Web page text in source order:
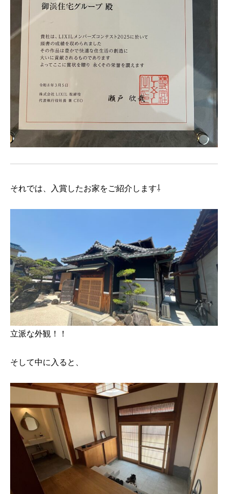
それでは、入賞したお家をご紹介します⇩
立派な外観！！
そして中に入ると、